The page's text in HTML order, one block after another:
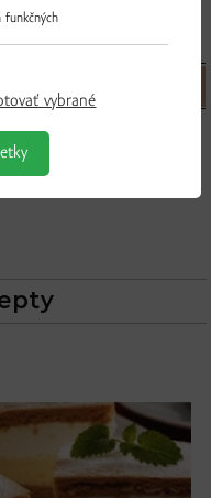
mrkva-cvikla, 3 l
funkčných
vybrané